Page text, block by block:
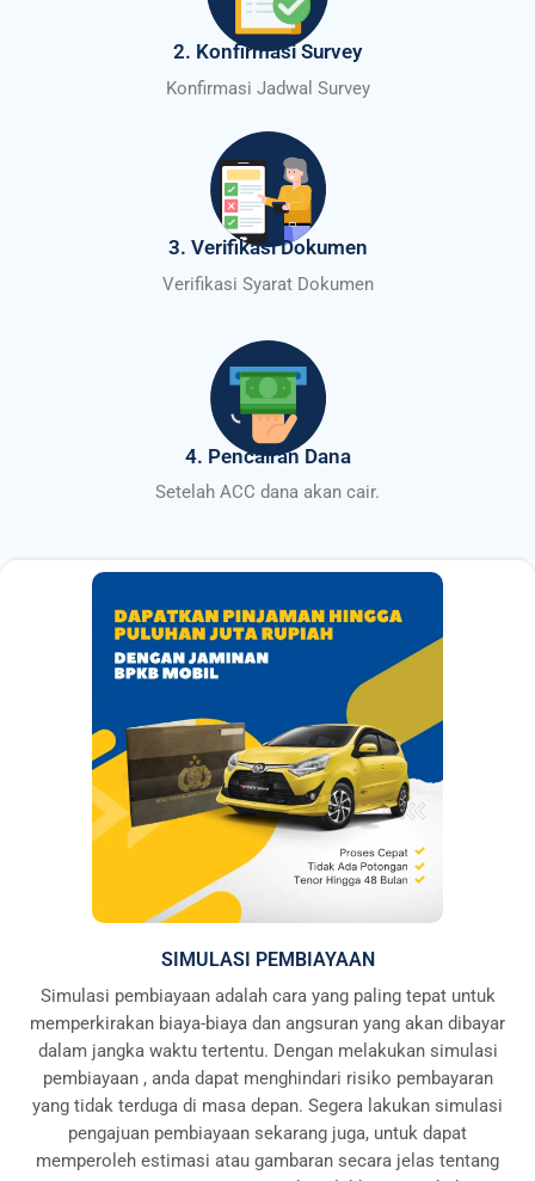
2. Konfirmasi Survey
Konfirmasi Jadwal Survey
3. Verifikasi Dokumen
Verifikasi Syarat Dokumen
4. Pencairan Dana
Setelah ACC dana akan cair.
SIMULASI PEMBIAYAAN
Simulasi pembiayaan adalah cara yang paling tepat untuk
memperkirakan biaya-biaya dan angsuran yang akan dibayar
dalam jangka waktu tertentu. Dengan melakukan simulasi
pembiayaan , anda dapat menghindari risiko pembayaran
yang tidak terduga di masa depan. Segera lakukan simulasi
pengajuan pembiayaan sekarang juga, untuk dapat
memperoleh estimasi atau gambaran secara jelas tentang